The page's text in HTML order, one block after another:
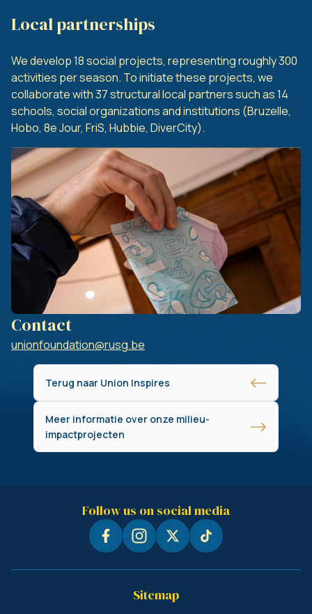
Local partnerships
We develop 18 social projects, representing roughly 300
activities per season. To initiate these projects, we
collaborate with 37 structural local partners such as 14
schools, social organizations and institutions (Bruzelle,
Hobo, 8e Jour, FriS, Hubbie, DiverCity).
Contact
unionfoundation@rusg.be
Terug naar Union Inspires
Meer informatie over onze milieu-
impactprojecten
Follow us on social media
Sitemap